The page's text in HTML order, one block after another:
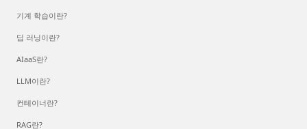
기계 학습이란?
딥 러닝이란?
AIaaS란?
LLM이란?
컨테이너란?
RAG란?